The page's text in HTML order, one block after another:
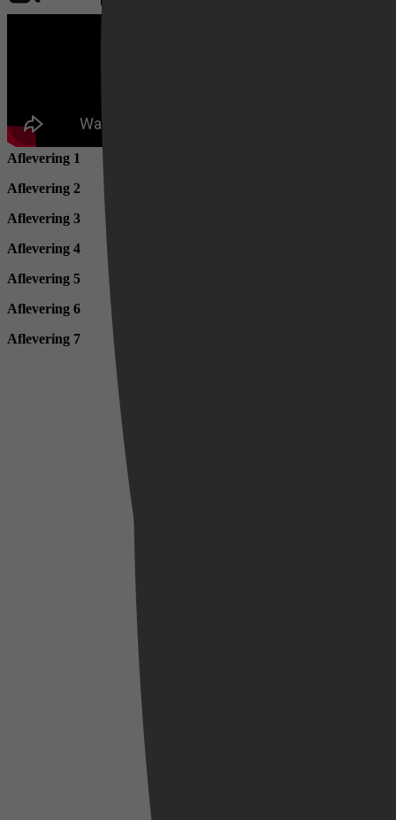
Aflevering 1
Aflevering 2
Aflevering 3
Aflevering 4
Aflevering 5
Aflevering 6
Aflevering 7